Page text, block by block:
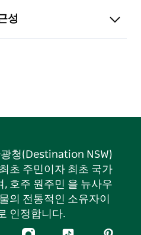
성
청(Destination NSW)
초 주민이자 최초 국가
호주 원주민 을 뉴사우
의 전통적인 소유자이
인정합니다.